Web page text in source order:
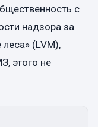
с
надзора за
(LVM),
этого не